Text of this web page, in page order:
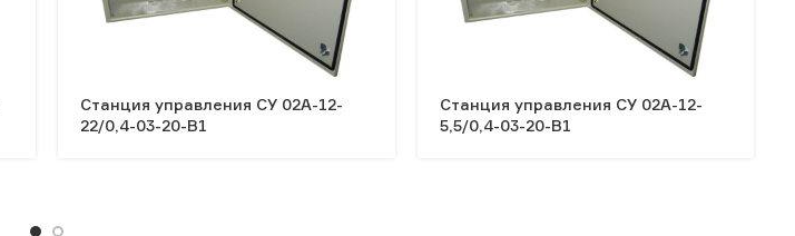
Станция управления СУ 02А-12-
22/0,4-03-20-В1
Станция управления СУ 02А-12-
5,5/0,4-03-20-В1